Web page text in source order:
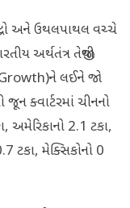
અને ઉથલપાથલ વચ્ચે
અર્થતંત્ર તેજીથી
Growth)ને લઈને જો
ક્વાર્ટરમાં ચીનનો
અમેરિકાનો 2.1 ટકા,
ટકા, મેક્સિકોનો 0